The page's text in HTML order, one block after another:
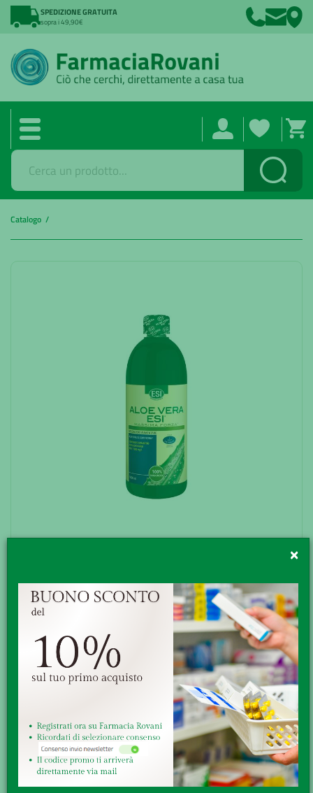
SPEDIZIONE GRATUITA
sopra i 49,90€
Cerca
Catalogo /
ESI ALOE VERA SUCCO MAX
FORZ1L
ESI ALOE VERA SUCCO MASSIMA FORZA 1.000 ml SUCCO
Indicazioni: ottimo coadiuvante in caso di infiammazioni del
tratto gastrointestinale (co...
Minsan:902226568
Senza obbligo di ricetta
GRATUITA sopra i 49,90€
×